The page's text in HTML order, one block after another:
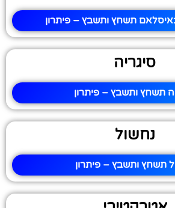
תשחץ ותשבץ – פיתרון
סיגריה
תשחץ ותשבץ – פיתרון
נחשול
תשחץ ותשבץ – פיתרון